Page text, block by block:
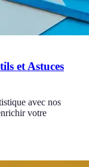
et Astuces
avec nos
votre